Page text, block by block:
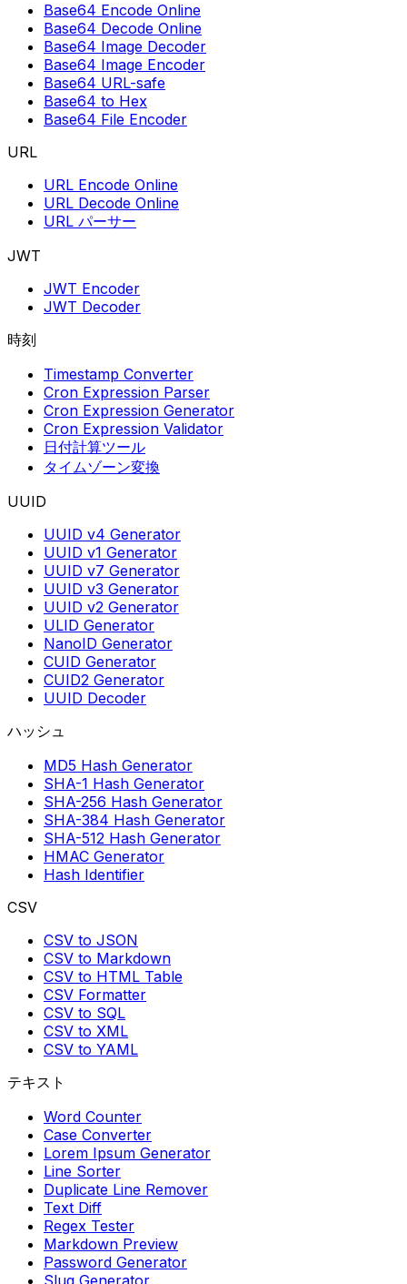
Base64 Encode Online
Base64 Decode Online
Base64 Image Decoder
Base64 Image Encoder
Base64 URL-safe
Base64 to Hex
Base64 File Encoder
URL
URL Encode Online
URL Decode Online
URL パーサー
JWT
JWT Encoder
JWT Decoder
時刻
Timestamp Converter
Cron Expression Parser
Cron Expression Generator
Cron Expression Validator
日付計算ツール
タイムゾーン変換
UUID
UUID v4 Generator
UUID v1 Generator
UUID v7 Generator
UUID v3 Generator
UUID v2 Generator
ULID Generator
NanoID Generator
CUID Generator
CUID2 Generator
UUID Decoder
ハッシュ
MD5 Hash Generator
SHA-1 Hash Generator
SHA-256 Hash Generator
SHA-384 Hash Generator
SHA-512 Hash Generator
HMAC Generator
Hash Identifier
CSV
CSV to JSON
CSV to Markdown
CSV to HTML Table
CSV Formatter
CSV to SQL
CSV to XML
CSV to YAML
テキスト
Word Counter
Case Converter
Lorem Ipsum Generator
Line Sorter
Duplicate Line Remover
Text Diff
Regex Tester
Markdown Preview
Password Generator